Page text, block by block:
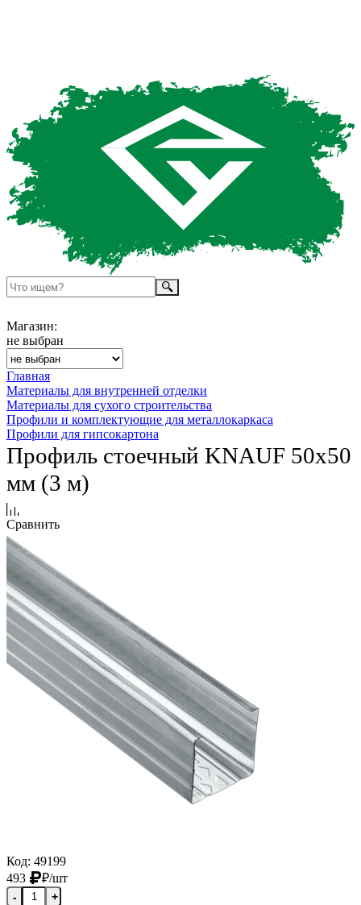
Магазин:
не выбран
Главная
Материалы для внутренней отделки
Материалы для сухого строительства
Профили и комплектующие для металлокаркаса
Профили для гипсокартона
Профиль стоечный KNAUF 50х50
мм (3 м)
Сравнить
Код: 49199
493
₽/шт
- +